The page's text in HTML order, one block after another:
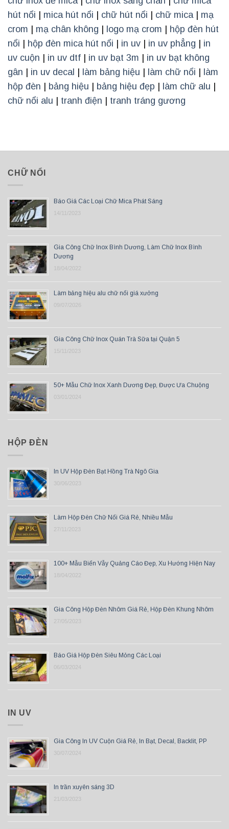
hút nổi | mica hút nổi | chữ hút nổi | chữ mica | mạ
crom | mạ chân không | logo mạ crom | hộp đèn hút
nổi | hộp đèn mica hút nổi | in uv | in uv phẳng | in
uv cuộn | in uv dtf | in uv bạt 3m | in uv bạt không
gân | in uv decal | làm bảng hiệu | làm chữ nổi | làm
hộp đèn | bảng hiệu | bảng hiệu đẹp | làm chữ alu |
chữ nổi alu | tranh điện | tranh tráng gương
CHỮ NỔI
Báo Giá Các Loại Chữ Mica Phát Sáng
14/11/2023
Gia Công Chữ Inox Bình Dương, Làm Chữ Inox Bình
Dương
18/04/2022
Làm bảng hiệu alu chữ nổi giá xưởng
09/07/2026
Gia Công Chữ Inox Quán Trà Sữa tại Quận 5
15/11/2023
50+ Mẫu Chữ Inox Xanh Dương Đẹp, Được Ưa Chuộng
03/01/2024
HỘP ĐÈN
In UV Hộp Đèn Bạt Hồng Trà Ngô Gia
30/06/2023
Làm Hộp Đèn Chữ Nổi Giá Rẻ, Nhiều Mẫu
27/11/2023
100+ Mẫu Biển Vẫy Quảng Cáo Đẹp, Xu Hướng Hiện Nay
18/04/2022
Gia Công Hộp Đèn Nhôm Giá Rẻ, Hộp Đèn Khung Nhôm
27/05/2023
Báo Giá Hộp Đèn Siêu Mỏng Các Loại
06/03/2024
IN UV
Gia Công In UV Cuộn Giá Rẻ, In Bạt, Decal, Backlit, PP
30/07/2024
In trần xuyên sáng 3D
21/03/2023